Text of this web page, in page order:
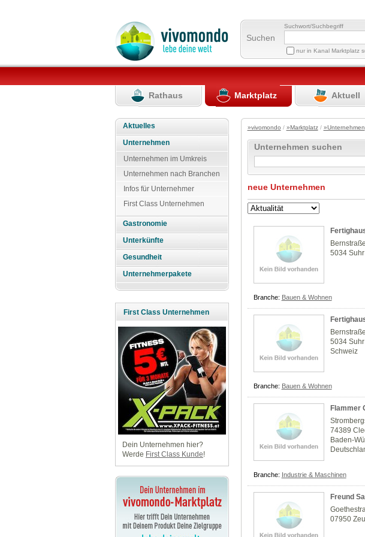
Suchen
Suchwort/Suchbegriff
nur in Kanal Marktplatz
Rathaus Marktplatz Aktuell
Aktuelles
Unternehmen
Unternehmen im Umkreis
Unternehmen nach Branchen
Infos für Unternehmer
First Class Unternehmen
Gastronomie
Unterkünfte
Gesundheit
Unternehmerpakete
First Class Unternehmen
Dein Unternehmen hier?
Werde First Class Kunde!
»vivomondo / »Marktplatz/ »Unternehmen
Unternehmen suchen
neue Unternehmen
5034 Suhr
Branche: Bauen & Wohnen
5034 Suhr
Schweiz
Branche: Bauen & Wohnen
Flammer
74389
Baden-
Branche: Industrie & Maschinen
Freund
07950